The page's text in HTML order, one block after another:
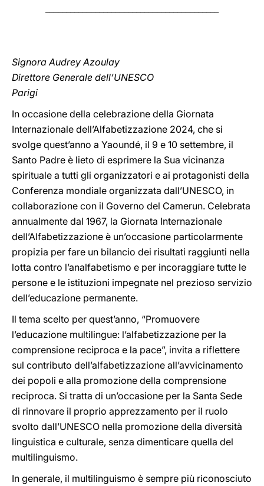
Signora Audrey Azoulay
Direttore Generale dell’UNESCO
Parigi
In occasione della celebrazione della Giornata
Internazionale dell’Alfabetizzazione 2024, che si
svolge quest’anno a Yaoundé, il 9 e 10 settembre, il
Santo Padre è lieto di esprimere la Sua vicinanza
spirituale a tutti gli organizzatori e ai protagonisti della
Conferenza mondiale organizzata dall’UNESCO, in
collaborazione con il Governo del Camerun. Celebrata
annualmente dal 1967, la Giornata Internazionale
dell’Alfabetizzazione è un’occasione particolarmente
propizia per fare un bilancio dei risultati raggiunti nella
lotta contro l’analfabetismo e per incoraggiare tutte le
persone e le istituzioni impegnate nel prezioso servizio
dell’educazione permanente.
Il tema scelto per quest’anno, “Promuovere
l’educazione multilingue: l’alfabetizzazione per la
comprensione reciproca e la pace”, invita a riflettere
sul contributo dell’alfabetizzazione all’avvicinamento
dei popoli e alla promozione della comprensione
reciproca. Si tratta di un’occasione per la Santa Sede
di rinnovare il proprio apprezzamento per il ruolo
svolto dall’UNESCO nella promozione della diversità
linguistica e culturale, senza dimenticare quella del
multilinguismo.
In generale, il multilinguismo è sempre più riconosciuto